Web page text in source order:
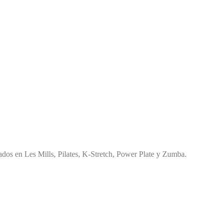
en Les Mills, Pilates, K-Stretch, Power Plate y Zumba.